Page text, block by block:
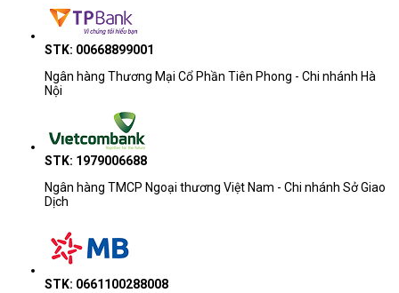
STK: 00668899001
Ngân hàng Thương Mại Cổ Phần Tiên Phong - Chi nhánh Hà
Nội
STK: 1979006688
Ngân hàng TMCP Ngoại thương Việt Nam - Chi nhánh Sở Giao
Dịch
STK: 0661100288008